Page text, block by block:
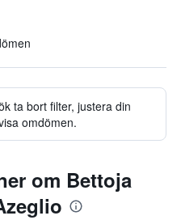
ta bort filter, justera din
omdömen.
om Bettoja